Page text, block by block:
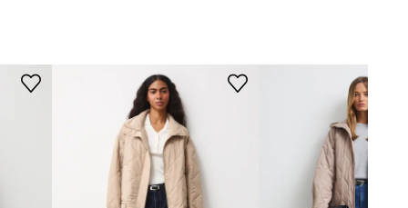
WYMIARY
Modelka na zdjęciu ma 176 cm
wzrostu i ma na sobie rozmiar
ONE.
Tabela rozmiarów